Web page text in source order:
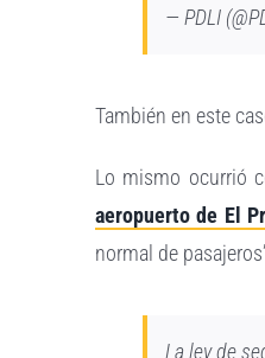
— PDLI
También en este
Lo mismo ocurrió
aeropuerto de El
normal de
La ley de